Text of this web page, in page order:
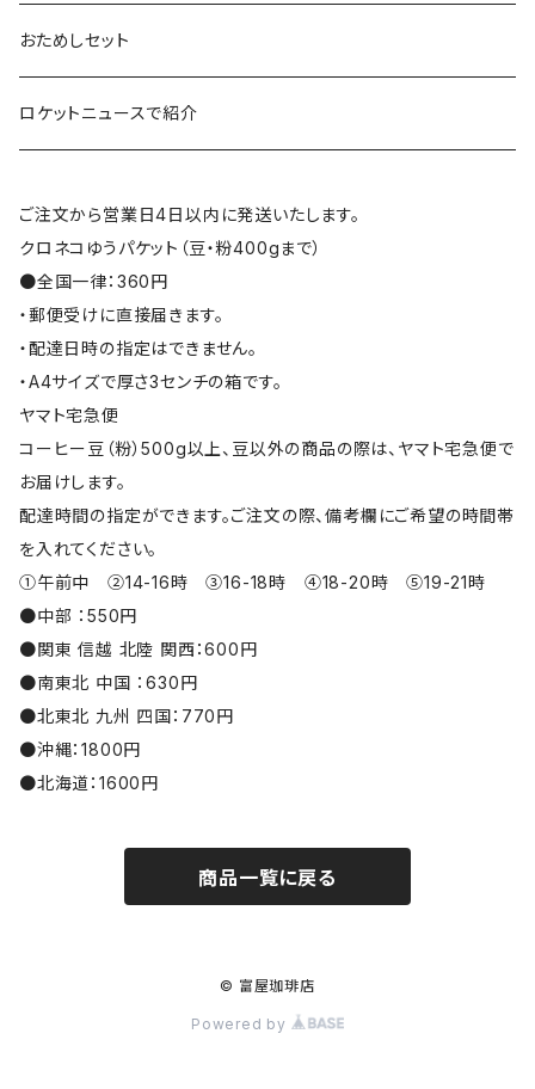
おためしセット
ロケットニュースで紹介
ご注文から営業日4日以内に発送いたします。
クロネコゆうパケット（豆・粉400gまで）
●全国一律：360円
・郵便受けに直接届きます。
・配達日時の指定はできません。
・A4サイズで厚さ3センチの箱です。
ヤマト宅急便
コーヒー豆（粉）500g以上、豆以外の商品の際は、ヤマト宅急便で
お届けします。
配達時間の指定ができます。ご注文の際、備考欄にご希望の時間帯
を入れてください。
①午前中 ②14-16時 ③16-18時 ④18-20時 ⑤19-21時
●中部 ：550円
●関東 信越 北陸 関西：600円
●南東北 中国 ：630円
●北東北 九州 四国：770円
●沖縄：1800円
●北海道：1600円
商品一覧に戻る
© 富屋珈琲店
Powered by